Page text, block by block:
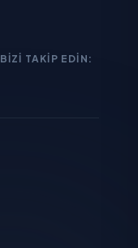
BIZI TAKIP EDIN: